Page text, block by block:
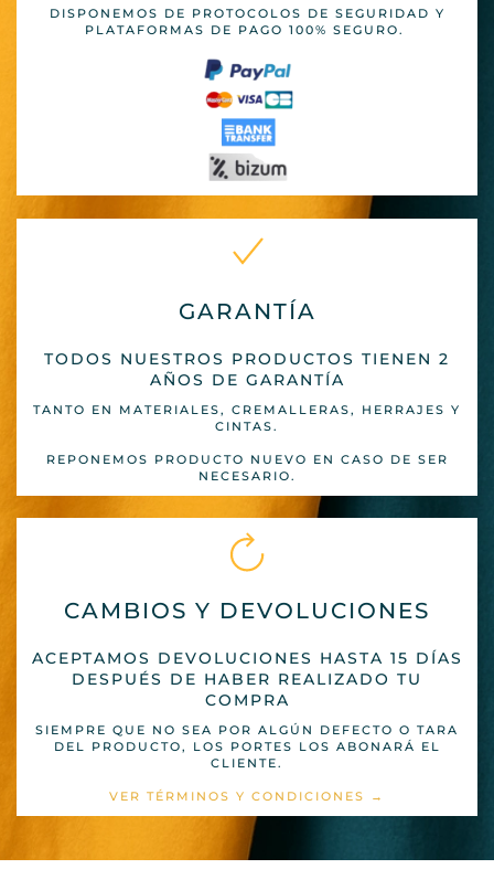
DISPONEMOS DE PROTOCOLOS DE SEGURIDAD Y
PLATAFORMAS DE PAGO 100% SEGURO.
GARANTÍA
TODOS NUESTROS PRODUCTOS TIENEN 2
AÑOS DE GARANTÍA
TANTO EN MATERIALES, CREMALLERAS, HERRAJES Y
CINTAS.
REPONEMOS PRODUCTO NUEVO EN CASO DE SER
NECESARIO.
CAMBIOS Y DEVOLUCIONES
ACEPTAMOS DEVOLUCIONES HASTA 15 DÍAS
DESPUÉS DE HABER REALIZADO TU
COMPRA
SIEMPRE QUE NO SEA POR ALGÚN DEFECTO O TARA
DEL PRODUCTO, LOS PORTES LOS ABONARÁ EL
CLIENTE.
VER TÉRMINOS Y CONDICIONES →